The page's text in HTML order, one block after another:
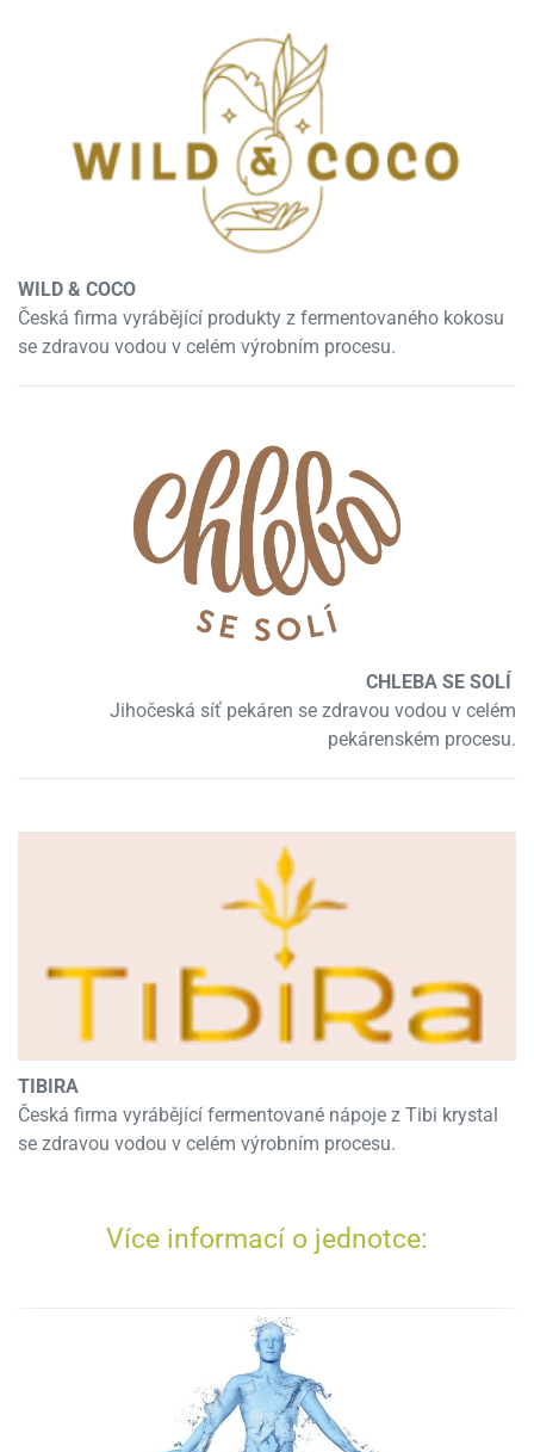
WILD & COCO
Česká firma vyrábějící produkty z fermentovaného kokosu
se zdravou vodou v celém výrobním procesu.
CHLEBA SE SOLÍ
Jihočeská síť pekáren se zdravou vodou v celém
pekárenském procesu.
TIBIRA
Česká firma vyrábějící fermentované nápoje z Tibi krystal
se zdravou vodou v celém výrobním procesu.
Více informací o jednotce: